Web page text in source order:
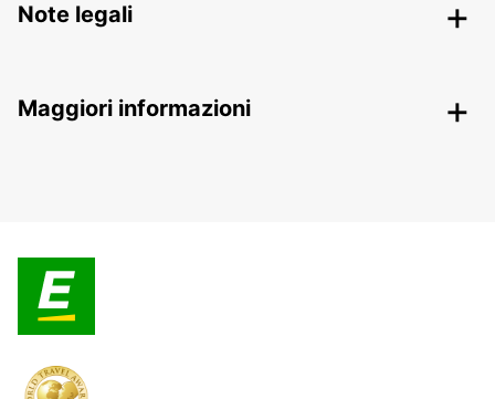
Note legali
Maggiori informazioni